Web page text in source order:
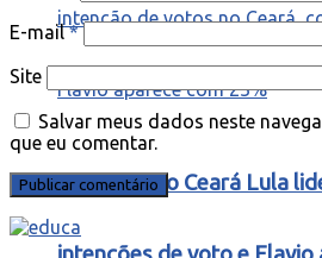
Quaest – No Ceará Lula
E-mail*
Site
Salvar meus dados neste
que eu comentar.